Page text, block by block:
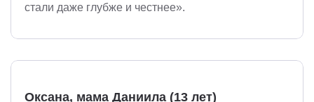
стали даже глубже и честнее».
Оксана, мама Даниила (13 лет)